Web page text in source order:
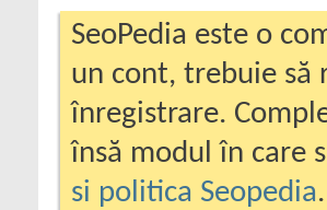
SeoPedia este o
un cont, trebuie să
înregistrare.
însă modul în care
si politica Seopedia